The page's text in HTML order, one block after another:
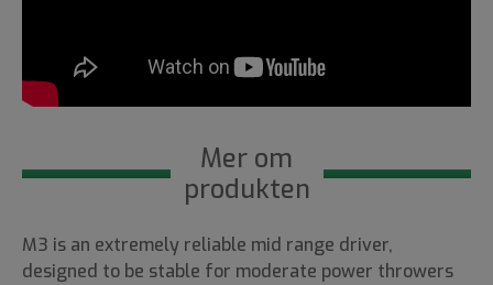
Mer om
produkten
M3 is an extremely reliable mid range driver,
designed to be stable for moderate power throwers